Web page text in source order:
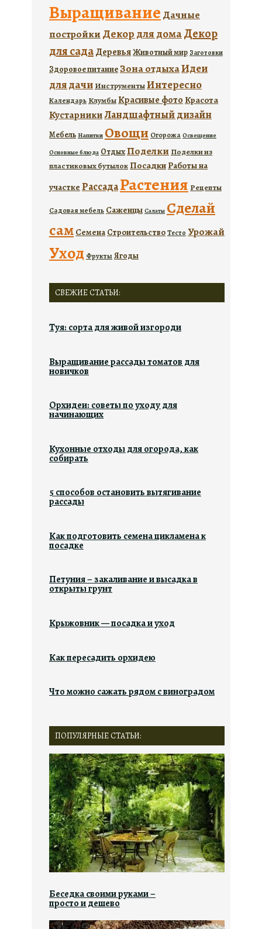
Выращивание Дачные
постройки Декор для домаДекор
для садаДеревьяЖивотный мир Заготовки
Здоровое питание Зона отдыхаИдеи
для дачи ИнструментыИнтересно
Календарь КлумбыКрасивые фото Красота
КустарникиЛандшафтный дизайн
Мебель Напитки Овощи Огорожа Освещение
Основные блюда ОтдыхПоделки Поделки из
пластиковых бутылокПосадки Работы на
участке РассадаРастения Рецепты
Садовая мебель Саженцы Салаты Сделай
сам Семена СтроительствоТесто Урожай
Уход Фрукты Ягоды
СВЕЖИЕ СТАТЬИ:
Туя: сорта для живой изгороди
Выращивание рассады томатов для
новичков
Орхидеи: советы по уходу для
начинающих
Кухонные отходы для огорода, как
собирать
5 способов остановить вытягивание
рассады
Как подготовить семена цикламена к
посадке
Петуния – закаливание и высадка в
открыты грунт
Крыжовник — посадка и уход
Как пересадить орхидею
Что можно сажать рядом с виноградом
ПОПУЛЯРНЫЕ СТАТЬИ:
Беседка своими руками –
просто и дешево